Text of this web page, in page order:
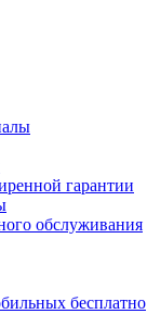
гарантии
обслуживания
бесплатно